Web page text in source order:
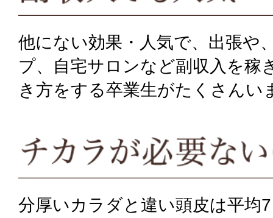
他にない効果・人気で、出張や
プ、自宅サロンなど副収入を稼
き方をする卒業生がたくさんい
分厚いカラダと違い頭皮は平均